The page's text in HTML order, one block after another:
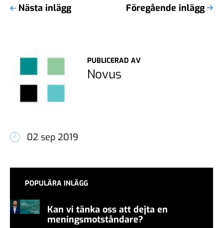
Nästa inlägg Föregående inlägg
PUBLICERAD AV
Novus
02 sep 2019
POPULÄRA INLÄGG
Kan vi tänka oss att dejta en
meningsmotståndare?